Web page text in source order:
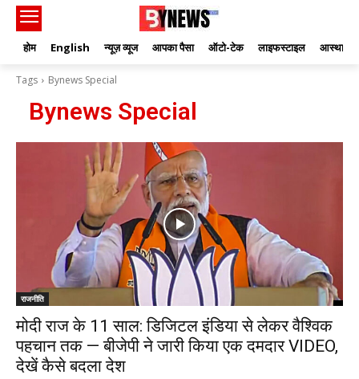
होम English न्यूज़ व्यूज आपका पैसा ऑटो-टेक लाइफस्टाइल आस्था
Tags Bynews Special
Bynews Special
राजनीति
मोदी राज के 11 साल: डिजिटल इंडिया से लेकर वैश्विक
पहचान तक — बीजेपी ने जारी किया एक दमदार VIDEO,
देखें कैसे बदला देश